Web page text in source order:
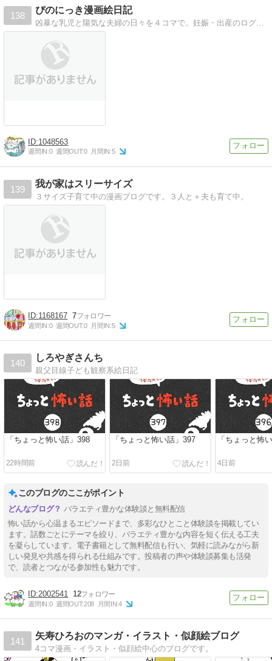
138
ぴのにっき漫画絵日記
凶暴な乳児と陽気な夫婦の日々を４コマで。妊娠・出産のログもありますのでよろしければご参考までに！
1048563
週間IN:0 週間OUT:0 月間IN:5
139
我が家はスリーサイズ
３サイズ子育て中の漫画ブログです。３人と＋夫も育て中。
1168167 7
週間IN:0 週間OUT:0 月間IN:5
140
しろやぎさんち
親父目線子ども観察系絵日記
「ちょっと怖い話」398
22時間前
「ちょっと怖い話」397
2日前
「ちょっと怖
4日前
このブログのここがポイント
バラエティ豊かな体験談と無料配信
怖い話から心温まるエピソードまで、多彩なひとこと体験談を掲載してい
ます。話数ごとにテーマを絞り、バラエティ豊かな内容を短く伝える工夫
を凝らしています。電子書籍として無料配信も行い、気軽に読みながら新
しい発見や共感を得られる仕組みです。投稿者の声や体験談募集も活発
で、読者とつながる参加性も魅力です。
2002541 12
週間IN:0 週間OUT:208 月間IN:4
141
矢寿ひろおのマンガ・イラスト・似顔絵ブログ
4コマ漫画・イラスト・似顔絵中心のブログです。